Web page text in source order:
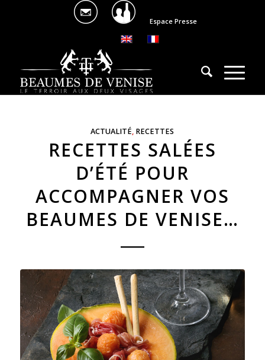
Espace Presse
ACTUALITÉ, RECETTES
RECETTES SALÉES
D’ÉTÉ POUR
ACCOMPAGNER VOS
BEAUMES DE VENISE…